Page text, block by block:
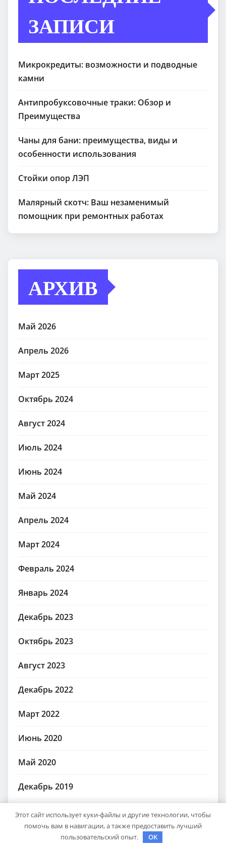
ЗАПИСИ
Микрокредиты: возможности и подводные
камни
Антипробуксовочные траки: Обзор и
Преимущества
Чаны для бани: преимущества, виды и
особенности использования
Стойки опор ЛЭП
Малярный скотч: Ваш незаменимый
помощник при ремонтных работах
АРХИВ
Май 2026
Апрель 2026
Март 2025
Октябрь 2024
Август 2024
Июль 2024
Июнь 2024
Май 2024
Апрель 2024
Март 2024
Февраль 2024
Январь 2024
Декабрь 2023
Октябрь 2023
Август 2023
Декабрь 2022
Март 2022
Июнь 2020
Май 2020
Декабрь 2019
Октябрь 2018
Сентябрь 2018
Этот сайт использует куки-файлы и другие технологии, чтобы
помочь вам в навигации, а также предоставить лучший
пользовательский опыт.
OK